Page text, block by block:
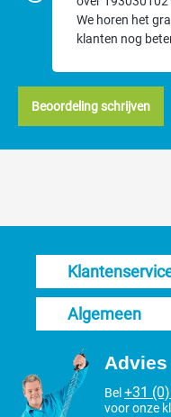
We horen het
klanten nog
Beoordeling schrijven
Algemeen
Bel +31
voor onze